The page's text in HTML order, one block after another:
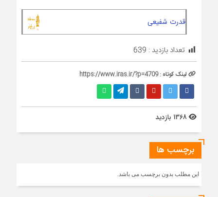
قدرت شفیعی
تعداد بازدید : 639
لینک کوتاه :https://www.iras.ir/?p=4709
برچسب ها
این مطلب بدون برچسب می باشد.